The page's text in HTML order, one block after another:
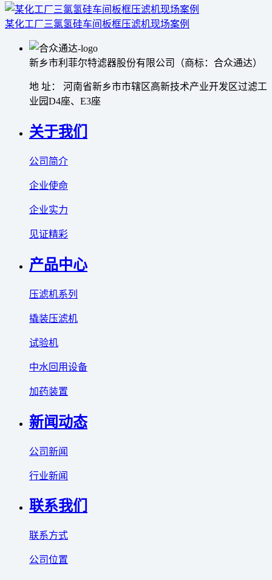
某化工厂三氯氢硅车间板框压滤机现场案例
新乡市利菲尔特滤器股份有限公司（商标：合众通达）
地 址： 河南省新乡市市辖区高新技术产业开发区过滤工
业园D4座、E3座
关于我们
公司简介
企业使命
企业实力
见证精彩
产品中心
压滤机系列
撬装压滤机
试验机
中水回用设备
加药装置
新闻动态
公司新闻
行业新闻
联系我们
联系方式
公司位置